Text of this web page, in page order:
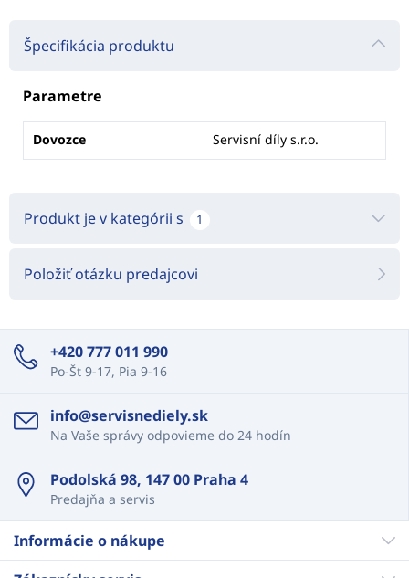
Špecifikácia produktu
Parametre
Dovozce Servisní díly s.r.o.
Produkt je v kategórii s 1
Položiť otázku predajcovi
+420 777 011 990
Po-Št 9-17, Pia 9-16
info@servisnediely.sk
Na Vaše správy odpovieme do 24 hodín
Podolská 98, 147 00 Praha 4
Predajňa a servis
Informácie o nákupe